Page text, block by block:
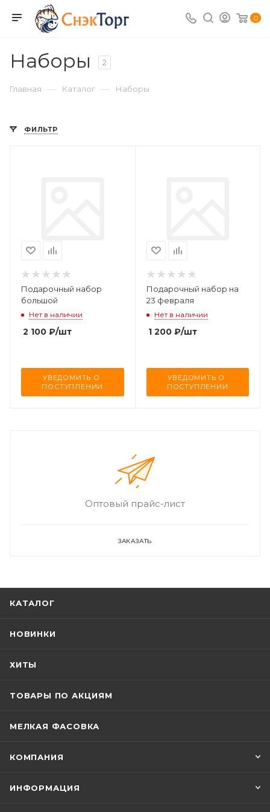
0
Наборы 2
Главная — Каталог — Наборы
ФИЛЬТР
Подарочный набор
большой
Нет в наличии
2 100 ₽/шт
УВЕДОМИТЬ О
ПОСТУПЛЕНИИ
Подарочный набор на
23 февраля
Нет в наличии
1 200₽/шт
УВЕДОМИТЬ О
ПОСТУПЛЕНИИ
Оптовый прайс-лист
ЗАКАЗАТЬ
КАТАЛОГ
НОВИНКИ
ХИТЫ
ТОВАРЫ ПО АКЦИЯМ
МЕЛКАЯ ФАСОВКА
КОМПАНИЯ
ИНФОРМАЦИЯ